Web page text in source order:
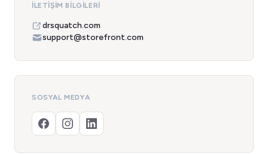
İLETIŞIM BILGILERI
drsquatch.com
support@storefront.com
SOSYAL MEDYA